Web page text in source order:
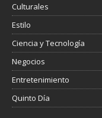
Culturales
Estilo
Ciencia y Tecnología
Negocios
Entretenimiento
Quinto Día